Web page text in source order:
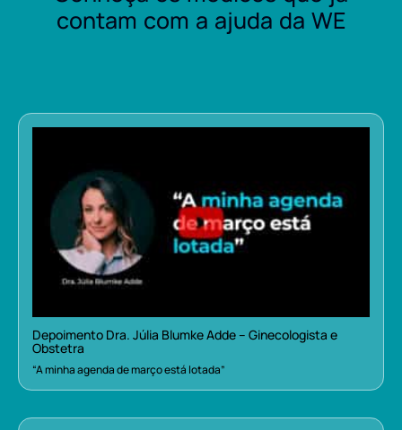
contam com a ajuda da WE
Depoimento Dra. Júlia Blumke Adde – Ginecologista e
Obstetra
“A minha agenda de março está lotada”